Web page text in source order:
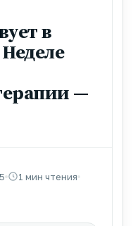
в
—
1 мин чтения